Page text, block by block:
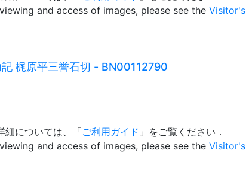
and access of images, please see the Visitor's
梶原平三誉石切 - BN00112790
細については、「ご利用ガイド 」をご覧ください．
and access of images, please see the Visitor's